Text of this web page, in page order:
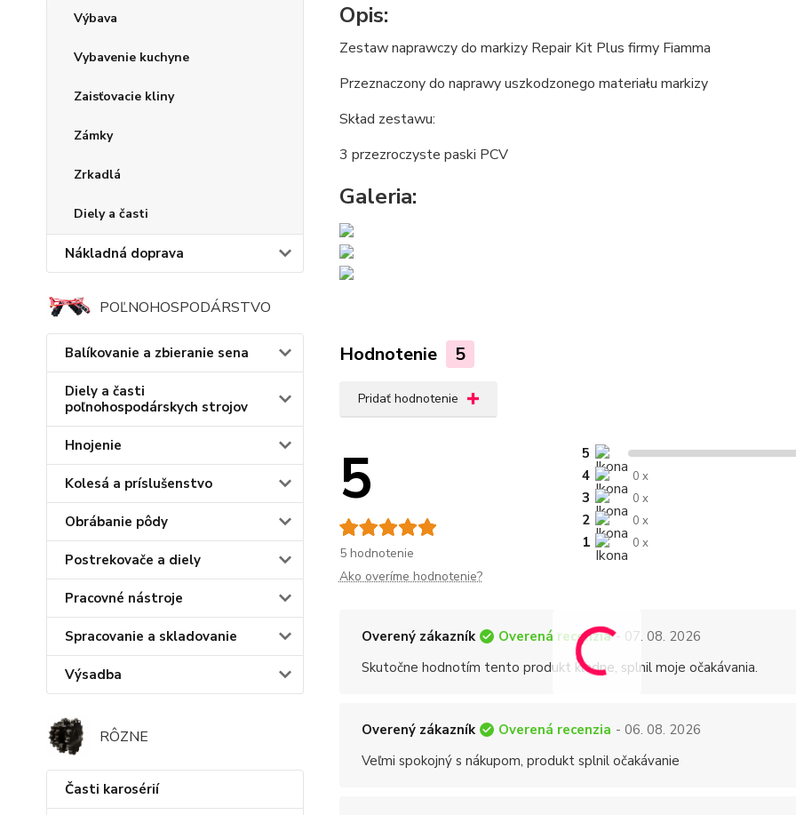
Výbava
Vybavenie kuchyne
Zaisťovacie kliny
Zámky
Zrkadlá
Diely a časti
Nákladná doprava
POĽNOHOSPODÁRSTVO
Balíkovanie a zbieranie sena
Diely a časti
poľnohospodárskych strojov
Hnojenie
Kolesá a príslušenstvo
Obrábanie pôdy
Postrekovače a diely
Pracovné nástroje
Spracovanie a skladovanie
Výsadba
RÔZNE
Časti karosérií
Opis:
Zestaw naprawczy do markizy Repair Kit Plus firmy Fiamma
Przeznaczony do naprawy uszkodzonego materiału markizy
Skład zestawu:
3 przezroczyste paski PCV
Galeria:
Hodnotenie 5
Pridať hodnotenie
5
5 hodnotenie
5
4
0 x
3 0 x
2 0 x
1 0 x
Ako overíme hodnotenie?
Overený zákazník Overená recenzia - 07. 08. 2026
Skutočne hodnotím tento produkt kladne, splnil moje očakávania.
Overený zákazník Overená recenzia - 06. 08. 2026
Veľmi spokojný s nákupom, produkt splnil očakávanie